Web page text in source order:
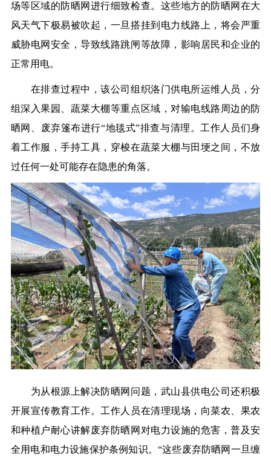
场等区域的防晒网进行细致检查。这些地方的防晒网在大
风天气下极易被吹起，一旦搭挂到电力线路上，将会严重
威胁电网安全，导致线路跳闸等故障，影响居民和企业的
正常用电。
在排查过程中，该公司组织洛门供电所运维人员，分
组深入果园、蔬菜大棚等重点区域，对输电线路周边的防
晒网、废弃篷布进行“地毯式”排查与清理。工作人员们身
着工作服，手持工具，穿梭在蔬菜大棚与田埂之间，不放
过任何一处可能存在隐患的角落。
为从根源上解决防晒网问题，武山县供电公司还积极
开展宣传教育工作。工作人员在清理现场，向菜农、果农
和种植户耐心讲解废弃防晒网对电力设施的危害，普及安
全用电和电力设施保护条例知识。“这些废弃防晒网一旦缠